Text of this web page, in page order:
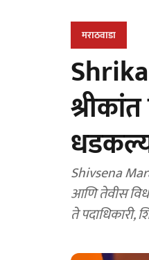
मराठवाडा
Shivsena
आणि तेवीस
ते पदाधिकारी,